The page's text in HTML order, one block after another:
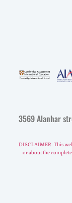
3569 Alanhar
DISCLAIMER: This
or about the